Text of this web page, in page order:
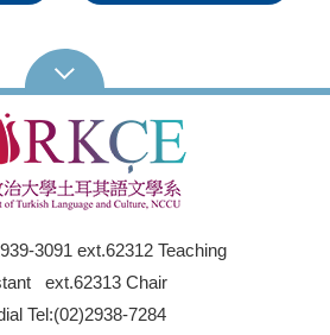
3091 ext.62312 Teaching
ext.62313 Chair
Tel:(02)2938-7284